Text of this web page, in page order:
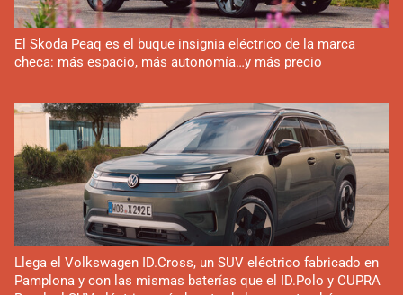
El Skoda Peaq es el buque insignia eléctrico de la marca
checa: más espacio, más autonomía…y más precio
Llega el Volkswagen ID.Cross, un SUV eléctrico fabricado en
Pamplona y con las mismas baterías que el ID.Polo y CUPRA